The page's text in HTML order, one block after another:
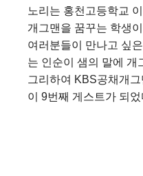
노리는 홍천고등학교
개그맨을 꿈꾸는 학생
여러분들이 만나고 싶
는 인순이 샘의 말에 개
그리하여 KBS공채개
이 9번째 게스트가 되었